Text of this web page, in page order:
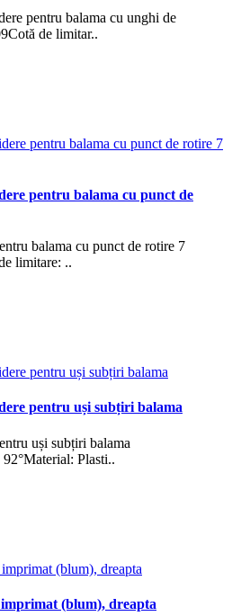
pentru balama cu unghi de
de limitar..
pentru balama cu punct de
balama cu punct de rotire 7
limitare: ..
pentru uși subțiri balama
uși subțiri balama
Plasti..
(blum), dreapta